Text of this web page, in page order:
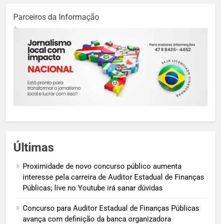
Parceiros da Informação
Últimas
Proximidade de novo concurso público aumenta
interesse pela carreira de Auditor Estadual de Finanças
Públicas; live no Youtube irá sanar dúvidas
Concurso para Auditor Estadual de Finanças Públicas
avança com definição da banca organizadora